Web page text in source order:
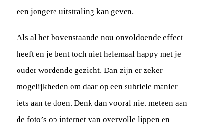
een jongere uitstraling kan geven.
Als al het bovenstaande nou onvoldoende effect
heeft en je bent toch niet helemaal happy met je
ouder wordende gezicht. Dan zijn er zeker
mogelijkheden om daar op een subtiele manier
iets aan te doen. Denk dan vooral niet meteen aan
de foto’s op internet van overvolle lippen en